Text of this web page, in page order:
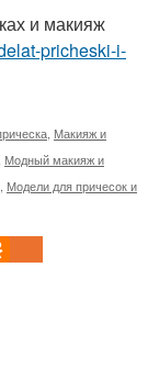
и макияж
pricheski-i-
Макияж и
Модный макияж и
Модели для причесок и